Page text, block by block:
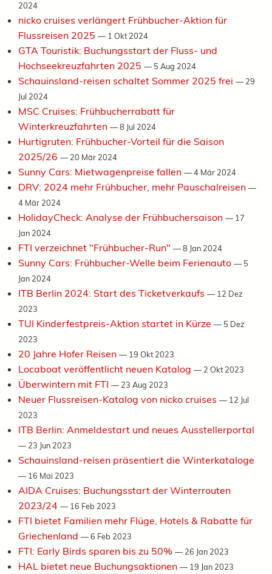
2024
nicko cruises verlängert Frühbucher-Aktion für
Flussreisen 2025 — 1 Okt 2024
GTA Touristik: Buchungsstart der Fluss- und
Hochseekreuzfahrten 2025 — 5 Aug 2024
Schauinsland-reisen schaltet Sommer 2025 frei — 29
Jul 2024
MSC Cruises: Frühbucherrabatt für
Winterkreuzfahrten —8 Jul 2024
Hurtigruten: Frühbucher-Vorteil für die Saison
2025/26 — 20 Mär 2024
Sunny Cars: Mietwagenpreise fallen —4 Mär 2024
DRV: 2024 mehr Frühbucher, mehr Pauschalreisen —
4 Mär 2024
HolidayCheck: Analyse der Frühbuchersaison — 17
Jan 2024
FTI verzeichnet "Frühbucher-Run" —8 Jan 2024
Sunny Cars: Frühbucher-Welle beim Ferienauto — 5
Jan 2024
ITB Berlin 2024: Start des Ticketverkaufs — 12 Dez
2023
TUI Kinderfestpreis-Aktion startet in Kürze — 5 Dez
2023
20 Jahre Hofer Reisen — 19 Okt 2023
Locaboat veröffentlicht neuen Katalog — 2 Okt 2023
Überwintern mit FTI — 23 Aug 2023
Neuer Flussreisen-Katalog von nicko cruises — 12 Jul
2023
ITB Berlin: Anmeldestart und neues Ausstellerportal
— 23 Jun 2023
Schauinsland-reisen präsentiert die Winterkataloge
— 16 Mai 2023
AIDA Cruises: Buchungsstart der Winterrouten
2023/24 — 16 Feb 2023
FTI bietet Familien mehr Flüge, Hotels & Rabatte für
Griechenland —6 Feb 2023
FTI: Early Birds sparen bis zu 50% — 26 Jan 2023
HAL bietet neue Buchungsaktionen — 19 Jan 2023